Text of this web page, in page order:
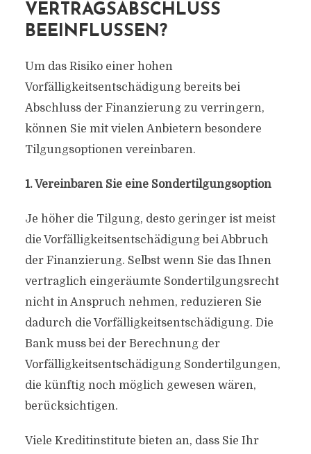
VERTRAGSABSCHLUSS
BEEINFLUSSEN?
Um das Risiko einer hohen
Vorfälligkeitsentschädigung bereits bei
Abschluss der Finanzierung zu verringern,
können Sie mit vielen Anbietern besondere
Tilgungsoptionen vereinbaren.
1. Vereinbaren Sie eine Sondertilgungsoption
Je höher die Tilgung, desto geringer ist meist
die Vorfälligkeitsentschädigung bei Abbruch
der Finanzierung. Selbst wenn Sie das Ihnen
vertraglich eingeräumte Sondertilgungsrecht
nicht in Anspruch nehmen, reduzieren Sie
dadurch die Vorfälligkeitsentschädigung. Die
Bank muss bei der Berechnung der
Vorfälligkeitsentschädigung Sondertilgungen,
die künftig noch möglich gewesen wären,
berücksichtigen.
Viele Kreditinstitute bieten an, dass Sie Ihr